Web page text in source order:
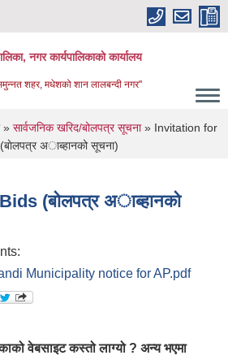
नगर कार्यपालिकाकाे कार्यालय
शहर, मधेशको शान लालबन्दी नगर''
» सार्वजनिक खरिद/बोलपत्र सूचना» Invitation for
अाब्हानको सूचना)
(बाेलपत्र अाब्हानको
Municipality notice for AP.pdf
वेबसाइट कस्तो लाग्यो ? अन्य भएमा